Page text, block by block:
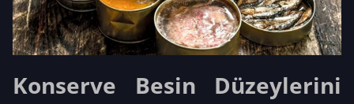
Konserve Besin Düzeylerini